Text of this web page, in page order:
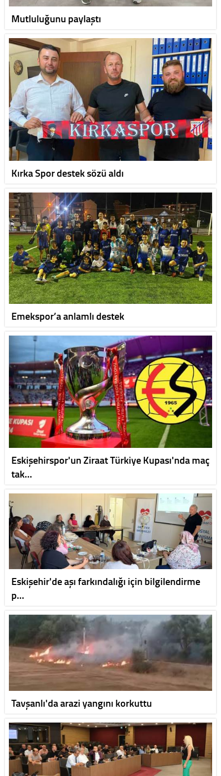
Mutluluğunu paylaştı
Kırka Spor destek sözü aldı
Emekspor’a anlamlı destek
Eskişehirspor'un Ziraat Türkiye Kupası'nda maç
tak…
Eskişehir'de aşı farkındalığı için bilgilendirme
p…
Tavşanlı'da arazi yangını korkuttu